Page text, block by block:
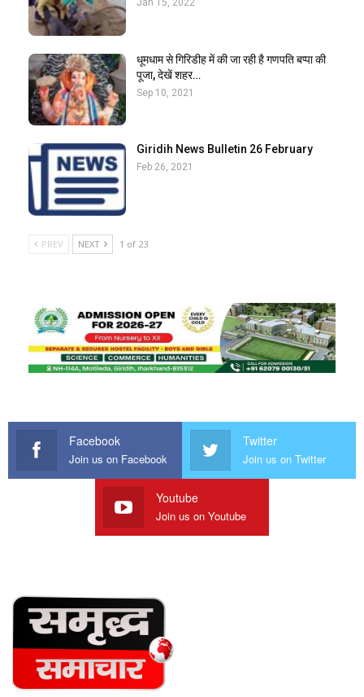
Jan 15, 2022
धूमधाम से गिरिडीह में की जा रही है गणपति बप्पा की
पूजा, देखें शहर…
Sep 10, 2021
Giridih News Bulletin 26 February
Feb 26, 2021
PREV NEXT 1 of 23
Facebook
Join us on Facebook
Twitter
Join us on Twitter
Youtube
Join us on Youtube